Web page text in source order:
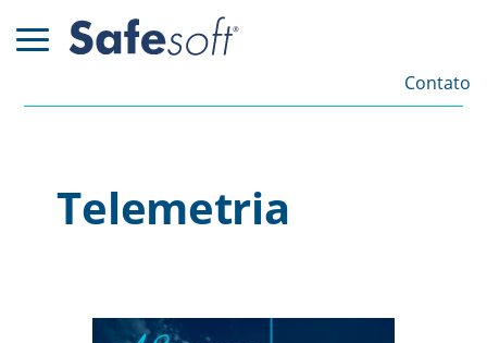
Contato
Telemetria